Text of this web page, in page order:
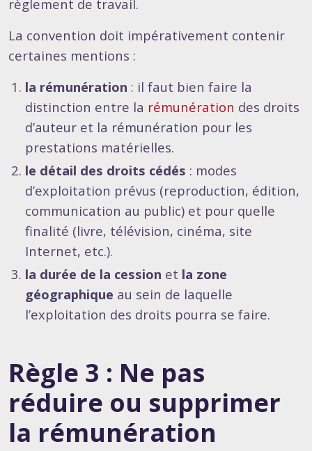
règlement de travail.
La convention doit impérativement contenir
certaines mentions :
la rémunération : il faut bien faire la
distinction entre la rémunération des droits
d’auteur et la rémunération pour les
prestations matérielles.
le détail des droits cédés : modes
d’exploitation prévus (reproduction, édition,
communication au public) et pour quelle
finalité (livre, télévision, cinéma, site
Internet, etc.).
la durée de la cession et la zone
géographique au sein de laquelle
l’exploitation des droits pourra se faire.
Règle 3 : Ne pas
réduire ou supprimer
la rémunération